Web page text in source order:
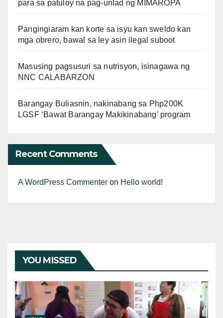
para sa patuloy na pag-unlad ng MIMAROPA
Pangingiaram kan korte sa isyu kan sweldo kan
mga obrero, bawal sa ley asin ilegal suboot
Masusing pagsusuri sa nutrisyon, isinagawa ng
NNC CALABARZON
Barangay Buliasnin, nakinabang sa Php200K
LGSF ‘Bawat Barangay Makikinabang’ program
Recent Comments
A WordPress Commenter on Hello world!
YOU MISSED